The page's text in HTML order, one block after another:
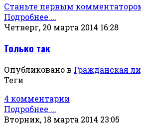
Станьте первым
Подробнее ...
Четверг, 20 марта 2014 16:28
Только так
Опубликовано в Гражданская
Теги
4 комментарии
Подробнее ...
Вторник, 18 марта 2014 23:05